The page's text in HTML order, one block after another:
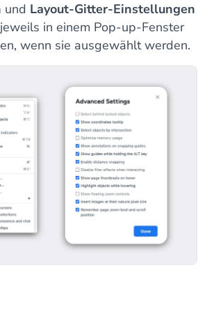
und Layout-Gitter-Einstellungen
in einem Pop-up-Fenster
wenn sie ausgewählt werden.